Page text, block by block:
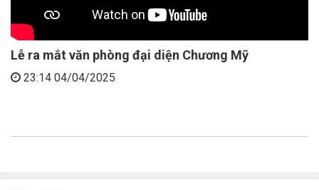
Lễ ra mắt văn phòng đại diện Chương Mỹ
23:14 04/04/2025